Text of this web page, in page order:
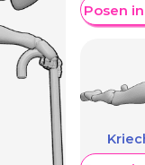
Weitere Posen